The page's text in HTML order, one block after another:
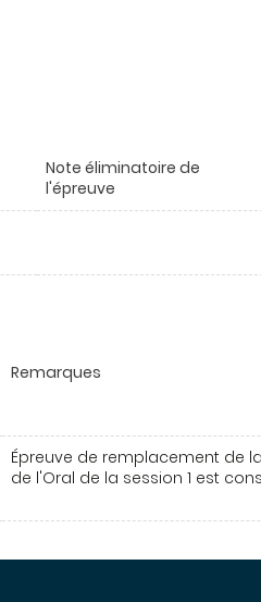
Note éliminatoire de
l'épreuve
Remarques
Épreuve de remplacement de
de l'Oral de la session 1 est